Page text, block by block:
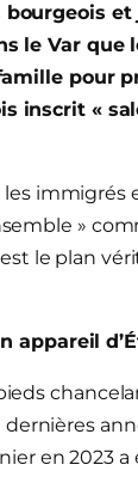
et
le Var
pour
inscrit «
immigrés
»
le plan
appareil
en 2023